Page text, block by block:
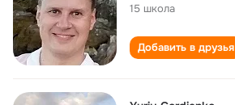
15 школа
Добавить в друзья